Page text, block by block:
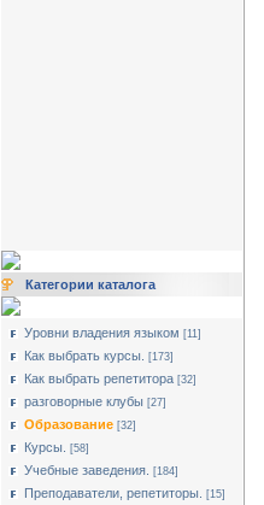
Категории каталога
Уровни владения языком [11]
Как выбрать курсы. [173]
Как выбрать репетитора [32]
разговорные клубы [27]
Образование [32]
Курсы. [58]
Учебные заведения. [184]
Преподаватели, репетиторы. [15]